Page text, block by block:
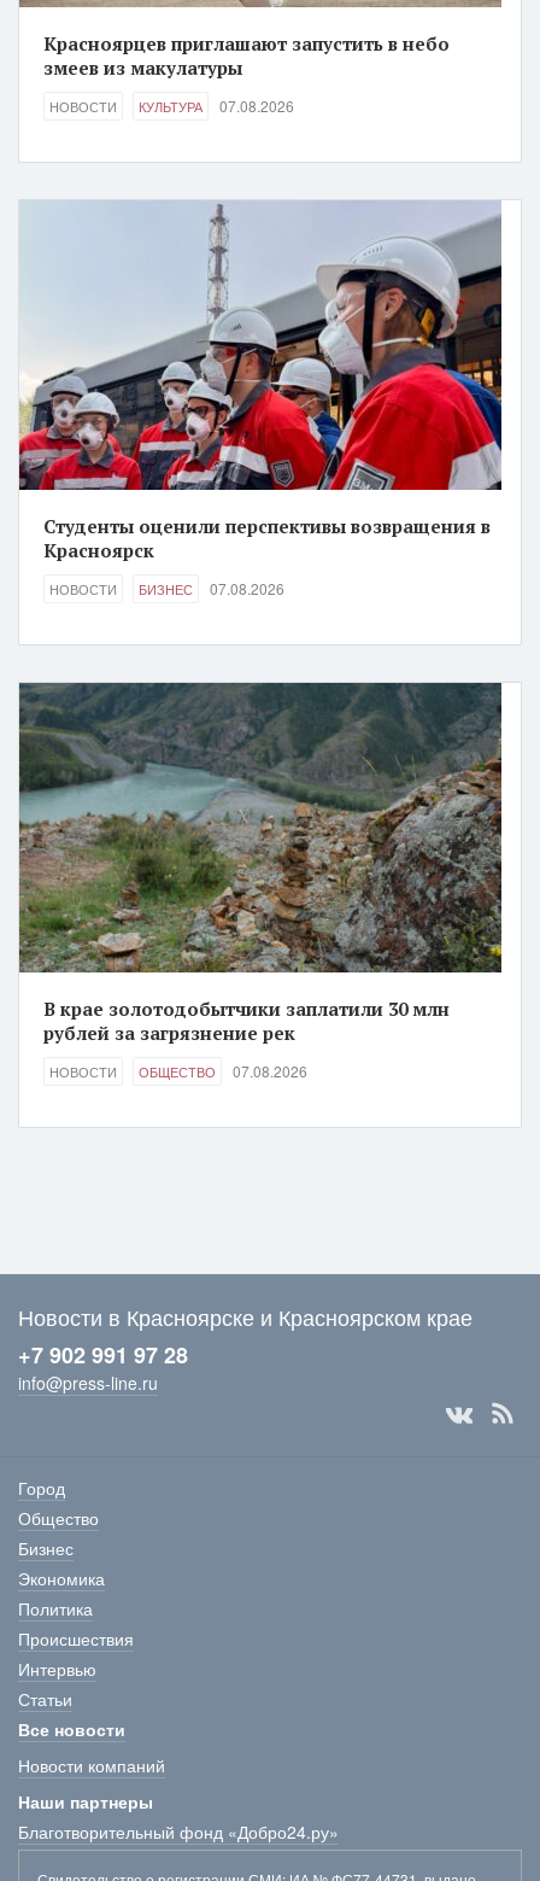
Красноярцев приглашают запустить в небо
змеев из макулатуры
НОВОСТИ КУЛЬТУРА 07.08.2026
Студенты оценили перспективы возвращения в
Красноярск
НОВОСТИ БИЗНЕС 07.08.2026
В крае золотодобытчики заплатили 30 млн
рублей за загрязнение рек
НОВОСТИ ОБЩЕСТВО 07.08.2026
Новости в Красноярске и Красноярском крае
+7 902 991 97 28
info@press-line.ru
Город
Общество
Бизнес
Экономика
Политика
Происшествия
Интервью
Статьи
Все новости
Новости компаний
Наши партнеры
Благотворительный фонд «Добро24.ру»